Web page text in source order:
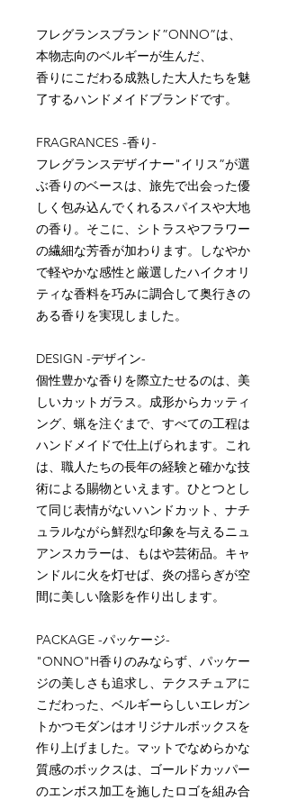
フレグランスブランド”ONNO”は、
本物志向のベルギーが生んだ、
香りにこだわる成熟した大人たちを魅
了するハンドメイドブランドです。
FRAGRANCES -香り-
フレグランスデザイナー"イリス”が選
ぶ香りのベースは、旅先で出会った優
しく包み込んでくれるスパイスや大地
の香り。そこに、シトラスやフラワー
の繊細な芳香が加わります。しなやか
で軽やかな感性と厳選したハイクオリ
ティな香料を巧みに調合して奥行きの
ある香りを実現しました。
DESIGN -デザイン-
個性豊かな香りを際立たせるのは、美
しいカットガラス。成形からカッティ
ング、蝋を注ぐまで、すべての工程は
ハンドメイドで仕上げられます。これ
は、職人たちの長年の経験と確かな技
術による賜物といえます。ひとつとし
て同じ表情がないハンドカット、ナチ
ュラルながら鮮烈な印象を与えるニュ
アンスカラーは、もはや芸術品。キャ
ンドルに火を灯せば、炎の揺らぎが空
間に美しい陰影を作り出します。
PACKAGE -パッケージ-
"ONNO"H香りのみならず、パッケー
ジの美しさも追求し、テクスチュアに
こだわった、ベルギーらしいエレガン
トかつモダンはオリジナルボックスを
作り上げました。マットでなめらかな
質感のボックスは、ゴールドカッパー
のエンボス加工を施したロゴを組み合